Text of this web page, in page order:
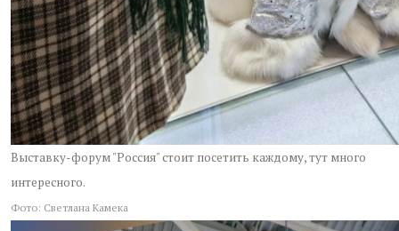
Выставку-форум "Россия" стоит посетить каждому, тут много
интересного.
Фото: Светлана Камека